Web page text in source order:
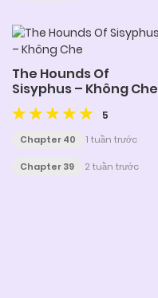
The Hounds Of
Sisyphus – Không Che
5
Chapter 40 1 tuần trước
Chapter 39 2 tuần trước